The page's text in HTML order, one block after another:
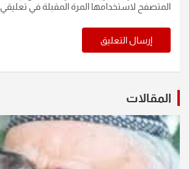
المتصفح لاستخدامها المرة المقبلة في تعليقي.
المقالات